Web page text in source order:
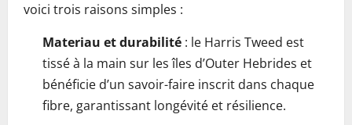
voici trois raisons simples :
Materiau et durabilité : le Harris Tweed est
tissé à la main sur les îles d’Outer Hebrides et
bénéficie d’un savoir-faire inscrit dans chaque
fibre, garantissant longévité et résilience.